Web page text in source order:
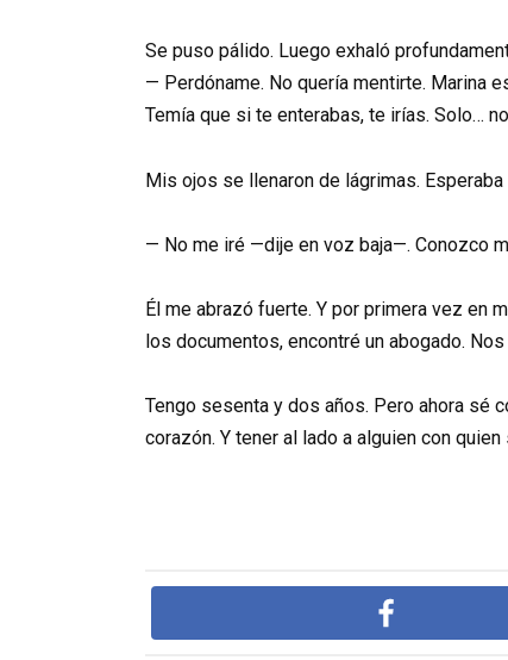
Se puso pálido. Luego exhaló
— Perdóname. No quería mentirte. Marina
Temía que si te enterabas, te irías. Solo…
Mis ojos se llenaron de lágrimas.
— No me iré —dije en voz baja—. Conozco
Él me abrazó fuerte. Y por primera vez en
los documentos, encontré un abogado.
Tengo sesenta y dos años. Pero ahora sé
corazón. Y tener al lado a alguien con